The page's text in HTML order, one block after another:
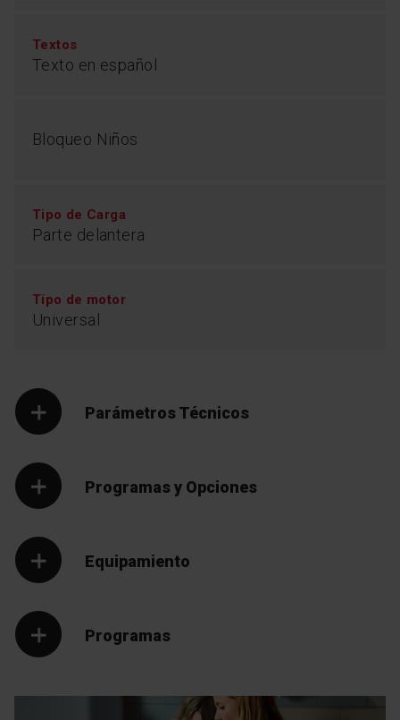
Textos
Texto en español
Bloqueo Niños
Tipo de Carga
Parte delantera
Tipo de motor
Universal
Parámetros Técnicos
Programas y Opciones
Equipamiento
Programas